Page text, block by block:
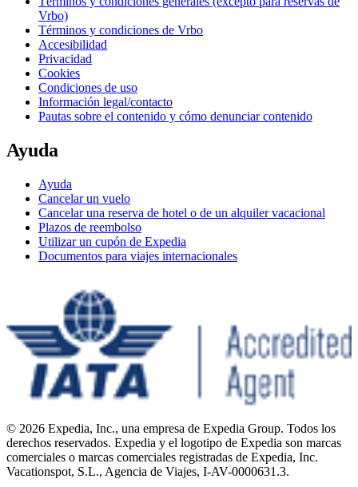
Vrbo)
Términos y condiciones de Vrbo
Accesibilidad
Privacidad
Cookies
Condiciones de uso
Información legal/contacto
Pautas sobre el contenido y cómo denunciar contenido
Ayuda
Ayuda
Cancelar un vuelo
Cancelar una reserva de hotel o de un alquiler vacacional
Plazos de reembolso
Utilizar un cupón de Expedia
Documentos para viajes internacionales
© 2026 Expedia, Inc., una empresa de Expedia Group. Todos los
derechos reservados. Expedia y el logotipo de Expedia son marcas
comerciales o marcas comerciales registradas de Expedia, Inc.
Vacationspot, S.L., Agencia de Viajes, I-AV-0000631.3.